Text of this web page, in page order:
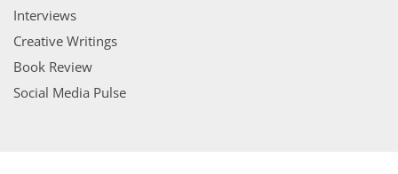
Interviews
Creative Writings
Book Review
Social Media Pulse